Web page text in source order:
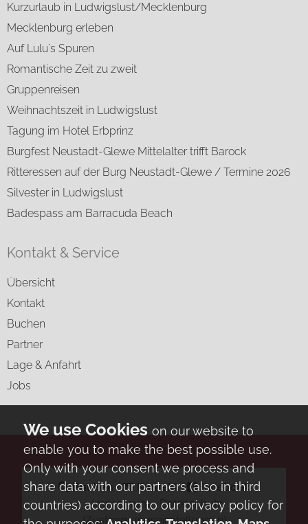
Kurzurlaub in Ludwigslust/Mecklenburg
Mecklenburg erleben
Auf Lulu´s Spuren
Romantische Zeit zu zweit
Gruppenreisen
Weihnachtszeit in Ludwigslust
Tagung im Hotel Erbprinz
Burgfest Neustadt-Glewe Mittelalter trifft Barock
Ritteressen auf der Burg Neustadt-Glewe / Termine 2026
Silvester in Ludwigslust
Badespass am Barracuda Beach
Kontakt & Service
Übersicht
Kontakt
Buchen
Partner
Lage & Anfahrt
Jobs
Buchen ⋅ Kontakt ⋅
facebook
⋅ Impressum ⋅ Datenschutz
(Zustimmungseinstellungen)
on our website to
enable you to make the best possible use.
Only with your consent we process and
share data with our partners (also in third
countries) according to our privacy policy for